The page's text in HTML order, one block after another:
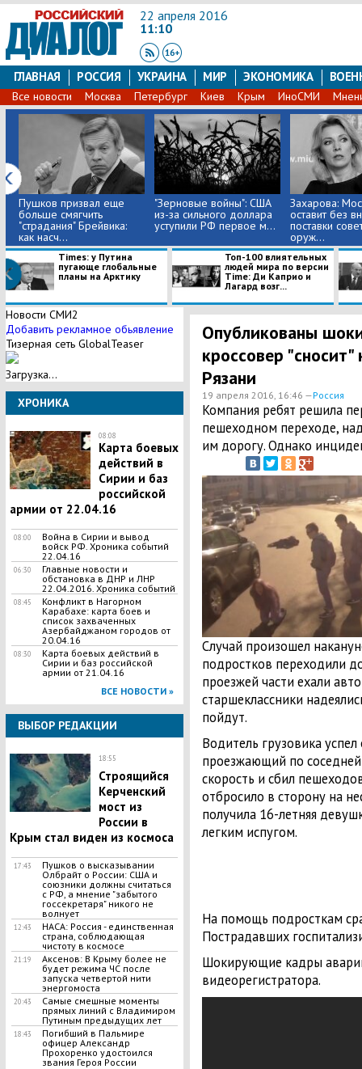
22 апреля 2016
11:10
ГЛАВНАЯ РОССИЯ УКРАИНА МИР ЭКОНОМИКА
Все новости Москва Петербург Киев Крым ИноСМИ
Пушков призвал еще
больше смягчить
"страдания" Брейвика:
как насч...
"Зерновые войны": США
из-за сильного доллара
уступили РФ первое м...
Захарова:
оставит без
поставки
оруж...
Times: у Путина
пугающе глобальные
планы на Арктику
Топ-100 влиятельных
людей мира по версии
Time: Ди Каприо и
Лагард возг...
Новости СМИ2
Добавить рекламное обьявление
Тизерная сеть GlobalTeaser
Загрузка...
ХРОНИКА
08:08
Карта боевых
действий в
Сирии и баз
российской
армии от 22.04.16
08:00
Война в Сирии и вывод
войск РФ. Хроника событий
22.04.16
06:30
Главные новости и
обстановка в ДНР и ЛНР
22.04.2016. Хроника событий
08:45
Конфликт в Нагорном
Карабахе: карта боев и
список захваченных
Азербайджаном городов от
20.04.16
08:30
Карта боевых действий в
Сирии и баз российской
армии от 21.04.16
ВСЕ НОВОСТИ »
ВЫБОР РЕДАКЦИИ
18:55
Строящийся
Керченский
мост из
России в
Крым стал виден из космоса
17:43
Пушков о высказывании
Олбрайт о России: США и
союзники должны считаться
с РФ, а мнение "забытого
госсекретаря" никого не
волнует
12:43
НАСА: Россия - единственная
страна, соблюдающая
чистоту в космосе
21:19
Аксенов: В Крыму более не
будет режима ЧС после
запуска четвертой нити
энергомоста
20:43
Самые смешные моменты
прямых линий с Владимиром
Путиным предыдущих лет
18:43
Погибший в Пальмире
офицер Александр
Прохоренко удостоился
звания Героя России
Опубликованы
кроссовер
Рязани
19 апреля 2016, 16:46 —Россия
Компания ребят решила
пешеходном переходе,
им дорогу. Однако
Случай произошел
подростков переходили
проезжей части ехали
старшеклассники
пойдут.
Водитель грузовика
проезжающий по соседней
скорость и сбил
отбросило в сторону на
получила 16-летняя
легким испугом.
На помощь подросткам
Пострадавших
Шокирующие кадры
видеорегистратора.